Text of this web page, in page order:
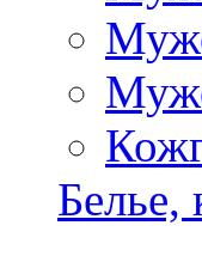
Белье,